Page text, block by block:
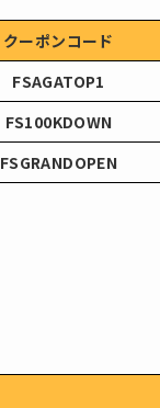
クーポンコード
FSAGATOP1
FS100KDOWN
FSGRANDOPEN